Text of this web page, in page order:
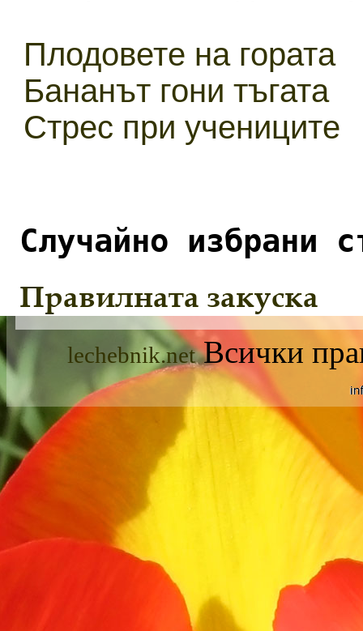
Плодовете на гората
Бананът гони тъгата
Стрес при учениците
Случайно избрани
Правилната закуска
lechebnik.netВсички